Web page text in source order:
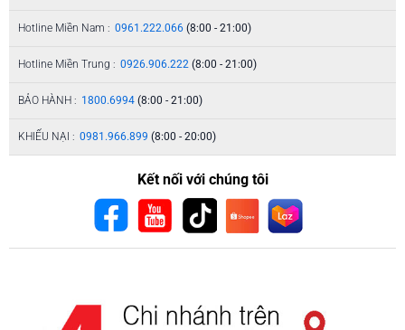
Hotline Miền Nam : 0961.222.066 (8:00 - 21:00)
Hotline Miền Trung : 0926.906.222 (8:00 - 21:00)
BẢO HÀNH : 1800.6994 (8:00 - 21:00)
KHIẾU NẠI : 0981.966.899 (8:00 - 20:00)
Kết nối với chúng tôi